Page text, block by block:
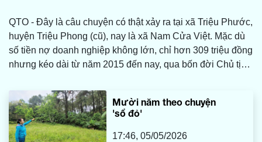
QTO - Đây là câu chuyện có thật xảy ra tại xã Triệu Phước,
huyện Triệu Phong (cũ), nay là xã Nam Cửa Việt. Mặc dù
số tiền nợ doanh nghiệp không lớn, chỉ hơn 309 triệu đồng
nhưng kéo dài từ năm 2015 đến nay, qua bốn đời Chủ tịch
Mười năm theo chuyện
'sổ đỏ'
17:46, 05/05/2026